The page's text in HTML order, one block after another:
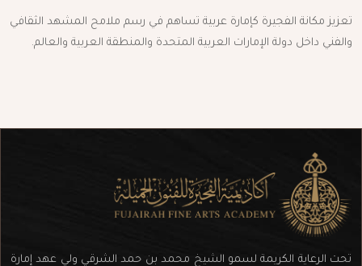
تعزيز مكانة الفجيرة كإمارة عربية تساهم في رسم ملامح المشهد الثقافي
والفني داخل دولة الإمارات العربية المتحدة والمنطقة العربية والعالم.
تحت الرعاية الكريمة لسمو الشيخ محمد بن حمد الشرقي ولي عهد إمارة